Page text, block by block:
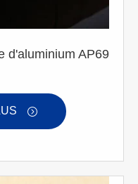
d'aluminium AP69
